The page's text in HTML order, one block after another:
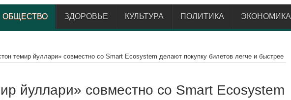
ОБЩЕСТВО ЗДОРОВЬЕ КУЛЬТУРА ПОЛИТИКА ЭКОНОМИКА
темир йуллари» совместно со Smart Ecosystem делают покупку билетов легче и быстрее
йуллари» совместно со Smart Ecosystem